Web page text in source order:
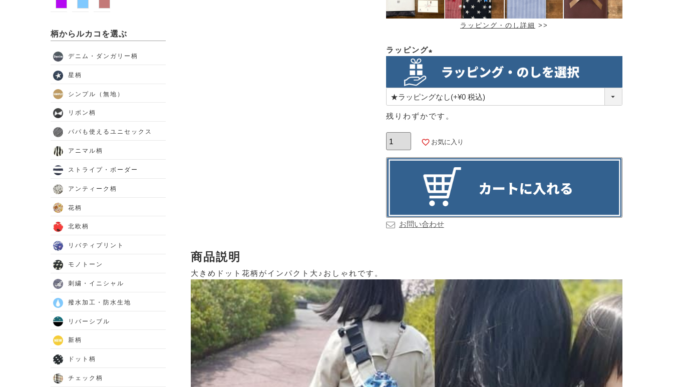
ラッピング・のし詳細 >>
ラッピング
残りわずかです。
お気に入り
お問い合わせ
商品説明
大きめドット花柄がインパクト大♪おしゃれです。
柄からルカコを選ぶ
デニム・ダンガリー柄
星柄
シンプル（無地）
リボン柄
パパも使えるユニセックス
アニマル柄
ストライプ・ボーダー
アンティーク柄
花柄
北欧柄
リバティプリント
モノトーン
刺繍・イニシャル
撥水加工・防水生地
リバーシブル
新柄
ドット柄
チェック柄